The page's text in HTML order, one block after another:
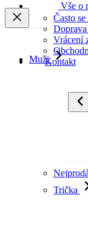
Vše o
Často se
Doprava
Vrácení
Kontakt
Muži
Trička